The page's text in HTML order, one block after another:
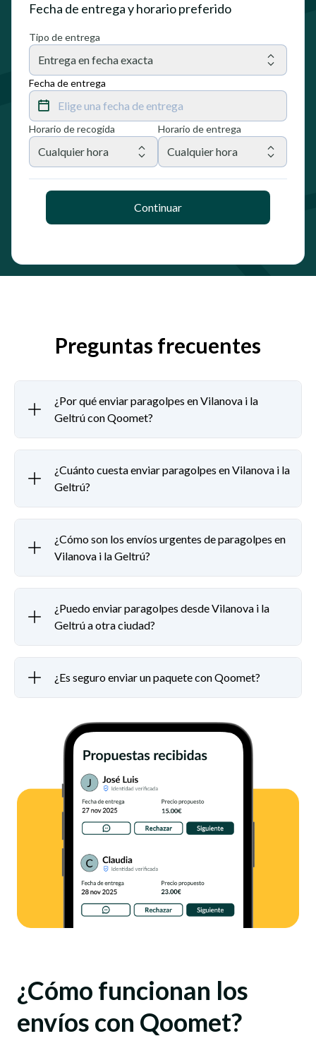
Fecha de entrega y horario preferido
Tipo de entrega
Entrega en fecha exacta
Fecha de entrega
Elige una fecha de entrega
Horario de recogida
Cualquier hora
Horario de entrega
Cualquier hora
Continuar
Preguntas frecuentes
¿Por qué enviar paragolpes en Vilanova i la
Geltrú con Qoomet?
¿Cuánto cuesta enviar paragolpes en Vilanova i la
Geltrú?
¿Cómo son los envíos urgentes de paragolpes en
Vilanova i la Geltrú?
¿Puedo enviar paragolpes desde Vilanova i la
Geltrú a otra ciudad?
¿Es seguro enviar un paquete con Qoomet?
¿Cómo funcionan los
envíos con Qoomet?